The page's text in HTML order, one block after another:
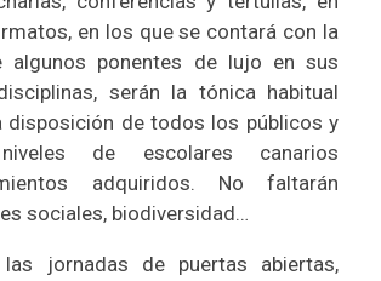
en los que se contará con la
algunos ponentes de lujo en sus
serán la tónica habitual
disposición de todos los públicos y
de escolares canarios
adquiridos. No faltarán
sociales, biodiversidad…
jornadas de puertas abiertas,